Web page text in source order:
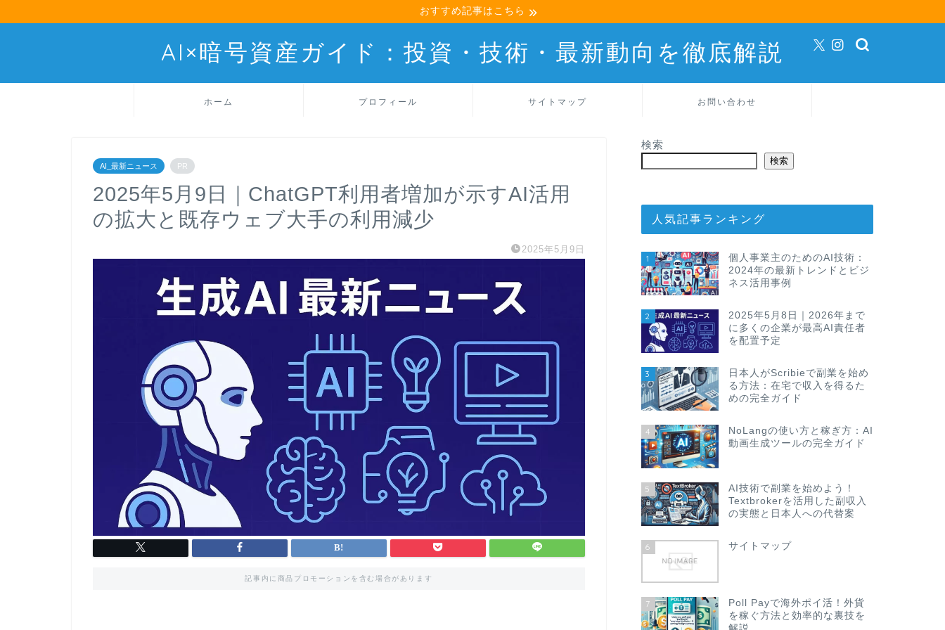
おすすめ記事はこちら
AI×暗号資産ガイド：投資・技術・最新動向を徹底解説
ホーム プロフィール サイトマップ お問い合わせ
AI_最新ニュース PR
2025年5月9日｜ChatGPT利用者増加が示すAI活用
の拡大と既存ウェブ大手の利用減少
2025年5月9日
記事内に商品プロモーションを含む場合があります
検索
検索
人気記事ランキング
1
個人事業主のためのAI技術：
2024年の最新トレンドとビジ
ネス活用事例
2
2025年5月8日｜2026年まで
に多くの企業が最高AI責任者
を配置予定
3
日本人がScribieで副業を始め
る方法：在宅で収入を得るた
めの完全ガイド
4
NoLangの使い方と稼ぎ方：AI
動画生成ツールの完全ガイド
5
AI技術で副業を始めよう！
Textbrokerを活用した副収入
の実態と日本人への代替案
6 サイトマップ
7
Poll Payで海外ポイ活！外貨
を稼ぐ方法と効率的な裏技を